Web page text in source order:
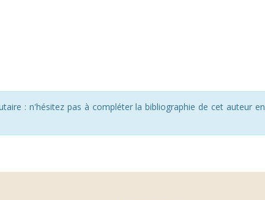
: n'hésitez pas à compléter la bibliographie de cet auteur en